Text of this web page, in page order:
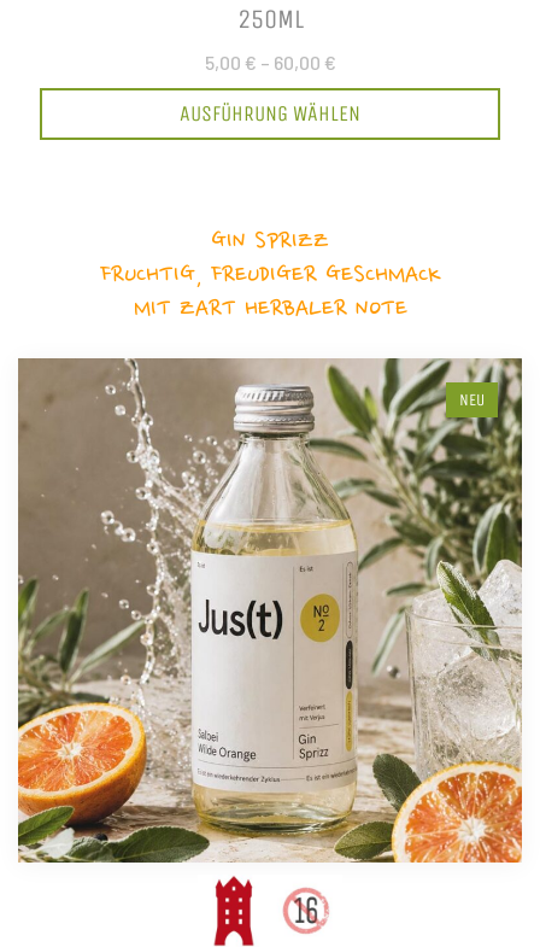
250ML
5,00 € – 60,00 €
AUSFÜHRUNG WÄHLEN
GIN SPRIZZ
FRUCHTIG, FREUDIGER GESCHMACK
MIT ZART HERBALER NOTE
NEU